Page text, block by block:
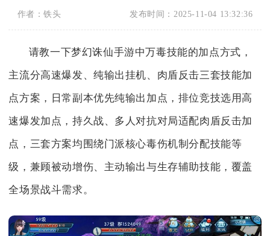
作者：铁头 发布时间： 2025-11-04 13:32:36
请教一下梦幻诛仙手游中万毒技能的加点方式，
主流分高速爆发、纯输出挂机、肉盾反击三套技能加
点方案，日常副本优先纯输出加点，排位竞技选用高
速爆发加点，持久战、多人对抗对局适配肉盾反击加
点，三套方案均围绕门派核心毒伤机制分配技能等
级，兼顾被动增伤、主动输出与生存辅助技能，覆盖
全场景战斗需求。